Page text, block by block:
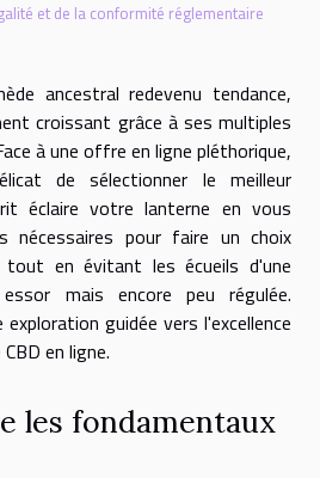
et de la conformité réglementaire
ancestral redevenu tendance,
croissant grâce à ses multiples
à une offre en ligne pléthorique,
de sélectionner le meilleur
éclaire votre lanterne en vous
nécessaires pour faire un choix
tout en évitant les écueils d'une
mais encore peu régulée.
exploration guidée vers l'excellence
en ligne.
les fondamentaux